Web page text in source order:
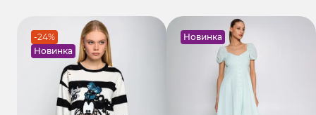
-24%
Новинка
Новинка